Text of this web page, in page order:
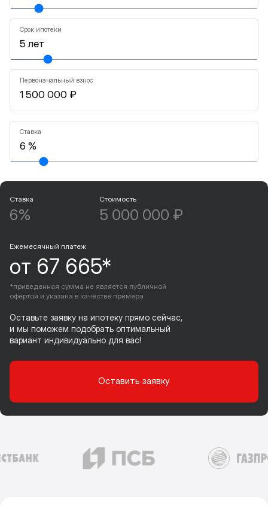
Срок ипотеки
Первоначальный взнос
Ставка
Ставка
6%
Стоимость
5 000 000 ₽
Ежемесячный платеж
от 67 665*
*приведенная сумма не является публичной
офертой и указана в качестве примера
Оставьте заявку на ипотеку прямо сейчас,
и мы поможем подобрать оптимальный
вариант индивидуально для вас!
Оставить заявку